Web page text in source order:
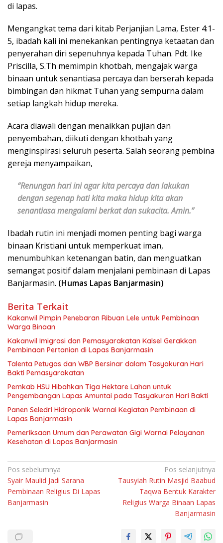
di lapas.
Mengangkat tema dari kitab Perjanjian Lama, Ester 4:1-
5, ibadah kali ini menekankan pentingnya ketaatan dan
penyerahan diri sepenuhnya kepada Tuhan. Pdt. Ike
Priscilla, S.Th memimpin khotbah, mengajak warga
binaan untuk senantiasa percaya dan berserah kepada
bimbingan dan hikmat Tuhan yang sempurna dalam
setiap langkah hidup mereka.
Acara diawali dengan menaikkan pujian dan
penyembahan, diikuti dengan khotbah yang
menginspirasi seluruh peserta. Salah seorang pembina
gereja menyampaikan,
“Renungan hari ini agar kita percaya dan lakukan
dengan segenap hati kita maka hidup kita akan
senantiasa mengalami berkat dan sukacita. Amin.”
Ibadah rutin ini menjadi momen penting bagi warga
binaan Kristiani untuk memperkuat iman,
menumbuhkan ketenangan batin, dan menguatkan
semangat positif dalam menjalani pembinaan di Lapas
Banjarmasin. (Humas Lapas Banjarmasin)
Berita Terkait
Kakanwil Pimpin Penebaran Ribuan Lele untuk Pembinaan
Warga Binaan
Kakanwil Imigrasi dan Pemasyarakatan Kalsel Gerakkan
Pembinaan Pertanian di Lapas Banjarmasin
Talenta Petugas dan WBP Bersinar dalam Tasyakuran Hari
Bakti Pemasyarakatan
Pemkab HSU Hibahkan Tiga Hektare Lahan untuk
Pengembangan Lapas Amuntai pada Tasyakuran Hari Bakti
Panen Seledri Hidroponik Warnai Kegiatan Pembinaan di
Lapas Banjarmasin
Pemeriksaan Umum dan Perawatan Gigi Warnai Pelayanan
Kesehatan di Lapas Banjarmasin
Navigasi
pos
Pos sebelumnya
Syair Maulid Jadi Sarana
Pembinaan Religius Di Lapas
Banjarmasin
Pos selanjutnya
Tausyiah Rutin Masjid Baabud
Taqwa Bentuk Karakter
Religius Warga Binaan Lapas
Banjarmasin